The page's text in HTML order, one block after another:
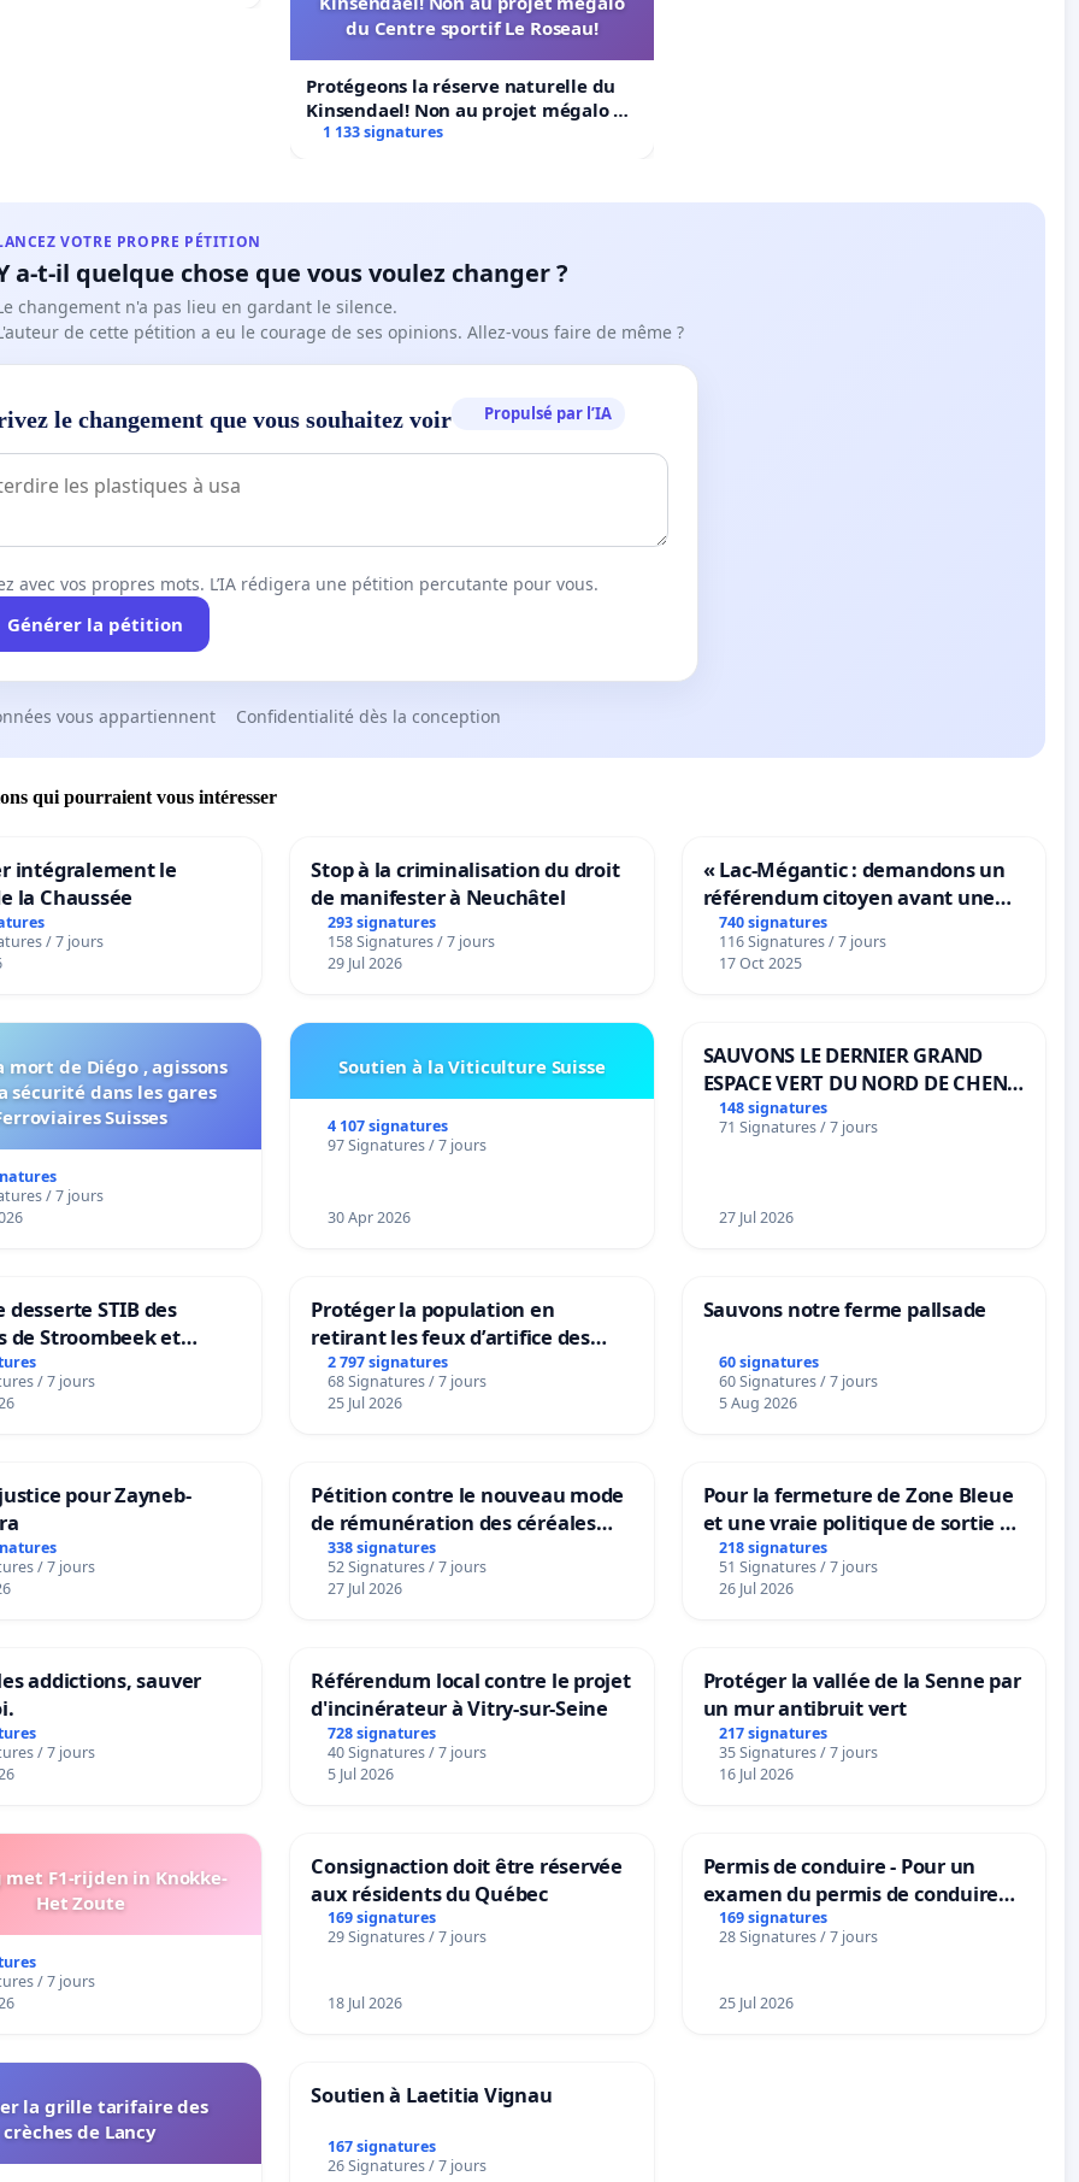
du Centre sportif Le Roseau!
Protégeons la réserve naturelle du
Kinsendael! Non au projet mégalo du
Centre sportif Le Roseau!
1 133 signatures
VOTRE PROPRE PÉTITION
a-t-il quelque chose que vous voulez changer ?
changement n'a pas lieu en gardant le silence.
de cette pétition a eu le courage de ses opinions. Allez-vous faire de même ?
le changement que vous souhaitez voir Propulsé par l’IA
avec vos propres mots. L’IA rédigera une pétition percutante pour vous.
Générer la pétition
vous appartiennent Confidentialité dès la conception
qui pourraient vous intéresser
intégralement le
la Chaussée
/ 7 jours
Stop à la criminalisation du droit
de manifester à Neuchâtel
293 signatures
158 Signatures / 7 jours
29 Jul 2026
« Lac-Mégantic : demandons un
référendum citoyen avant une
transformation irréversible de
notre territoire »
740 signatures
116 Signatures / 7 jours
17 Oct 2025
mort de Diégo , agissons
sécurité dans les gares
Suisses
/ 7 jours
Soutien à la Viticulture Suisse
4 107 signatures
97 Signatures / 7 jours
30 Apr 2026
SAUVONS LE DERNIER GRAND
ESPACE VERT DU NORD DE CHENE-
BOUGERIES
148 signatures
71 Signatures / 7 jours
27 Jul 2026
desserte STIB des
de Stroombeek et
Voor een MIVB-
van de wijken
/ 7 jours
Protéger la population en
retirant les feux d’artifice des
rayons
2 797 signatures
68 Signatures / 7 jours
25 Jul 2026
Sauvons notre ferme pallsade
60 signatures
60 Signatures / 7 jours
5 Aug 2026
pour Zayneb-
/ 7 jours
Pétition contre le nouveau mode
de rémunération des céréales
panifiables de Swiss granum basé
sur la teneur en protéines
338 signatures
52 Signatures / 7 jours
27 Jul 2026
Pour la fermeture de Zone Bleue
et une vraie politique de sortie de
la dépendance
218 signatures
51 Signatures / 7 jours
26 Jul 2026
addictions, sauver
/ 7 jours
Référendum local contre le projet
d'incinérateur à Vitry-sur-Seine
728 signatures
40 Signatures / 7 jours
5 Jul 2026
Protéger la vallée de la Senne par
un mur antibruit vert
217 signatures
35 Signatures / 7 jours
16 Jul 2026
met F1-rijden in Knokke-
Het Zoute
/ 7 jours
Consignaction doit être réservée
aux résidents du Québec
169 signatures
29 Signatures / 7 jours
18 Jul 2026
Permis de conduire - Pour un
examen du permis de conduire
accessible dans plusieurs langues
à Bruxelles
169 signatures
28 Signatures / 7 jours
25 Jul 2026
la grille tarifaire des
crèches de Lancy
Soutien à Laetitia Vignau
167 signatures
26 Signatures / 7 jours